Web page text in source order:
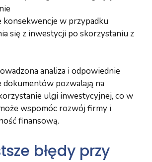
konsekwencje w przypadku
się z inwestycji po skorzystaniu z
analiza i odpowiednie
pozwalają na
ulgi inwestycyjnej, co w
wspomóc rozwój firmy i
finansową.
błędy przy